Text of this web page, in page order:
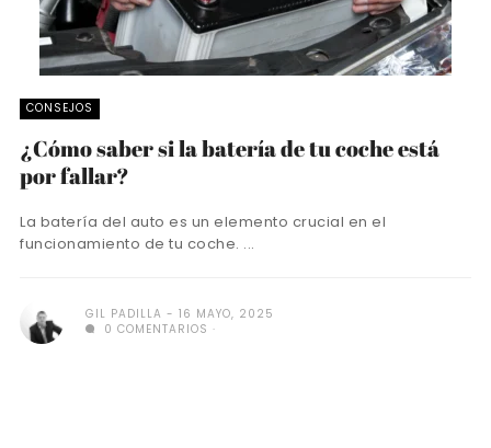
CONSEJOS
¿Cómo saber si la batería de tu coche está
por fallar?
La batería del auto es un elemento crucial en el
funcionamiento de tu coche. ...
GIL PADILLA
16 MAYO, 2025
0 COMENTARIOS